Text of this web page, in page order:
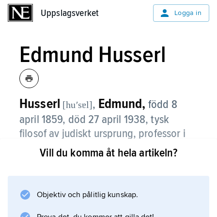
Uppslagsverket Logga in
Edmund Husserl
Husserl [huʹsɐl], Edmund, född 8
april 1859, död 27 april 1938, tysk
filosof av judiskt ursprung, professor i
Göttingen och Freiburg im Breisgau,
Efter studier i bl.a. matematik, filosofi och
astronomi vid universiteten i Leipzig och
Vill du komma åt hela artikeln?
Objektiv och pålitlig kunskap.